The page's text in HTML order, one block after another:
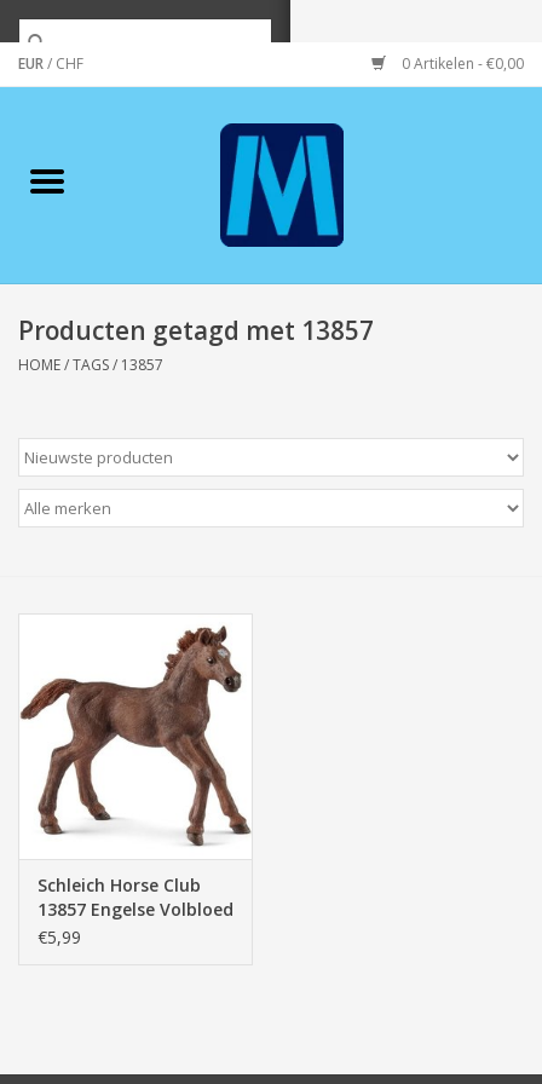
EUR/ CHF 0 Artikelen - €0,00
Merken
Wonen/koken/huishouden
Wenskaarten
Zeeuws/Streek
Elektra
Baby & Peuter
Speelgoed & hobby
Cadeau & feest
Producten getagd met 13857
HOME/TAGS/ 13857
Schleich Horse Club
13857 Engelse Volbloed
Veulen
€5,99